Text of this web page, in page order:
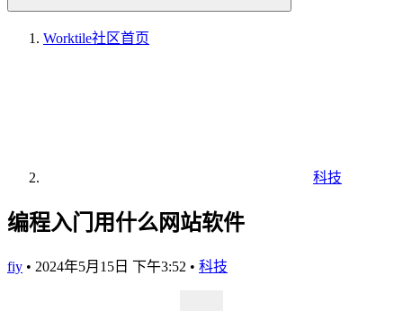
Worktile社区首页
科技
编程入门用什么网站软件
fiy • 2024年5月15日 下午3:52 • 科技